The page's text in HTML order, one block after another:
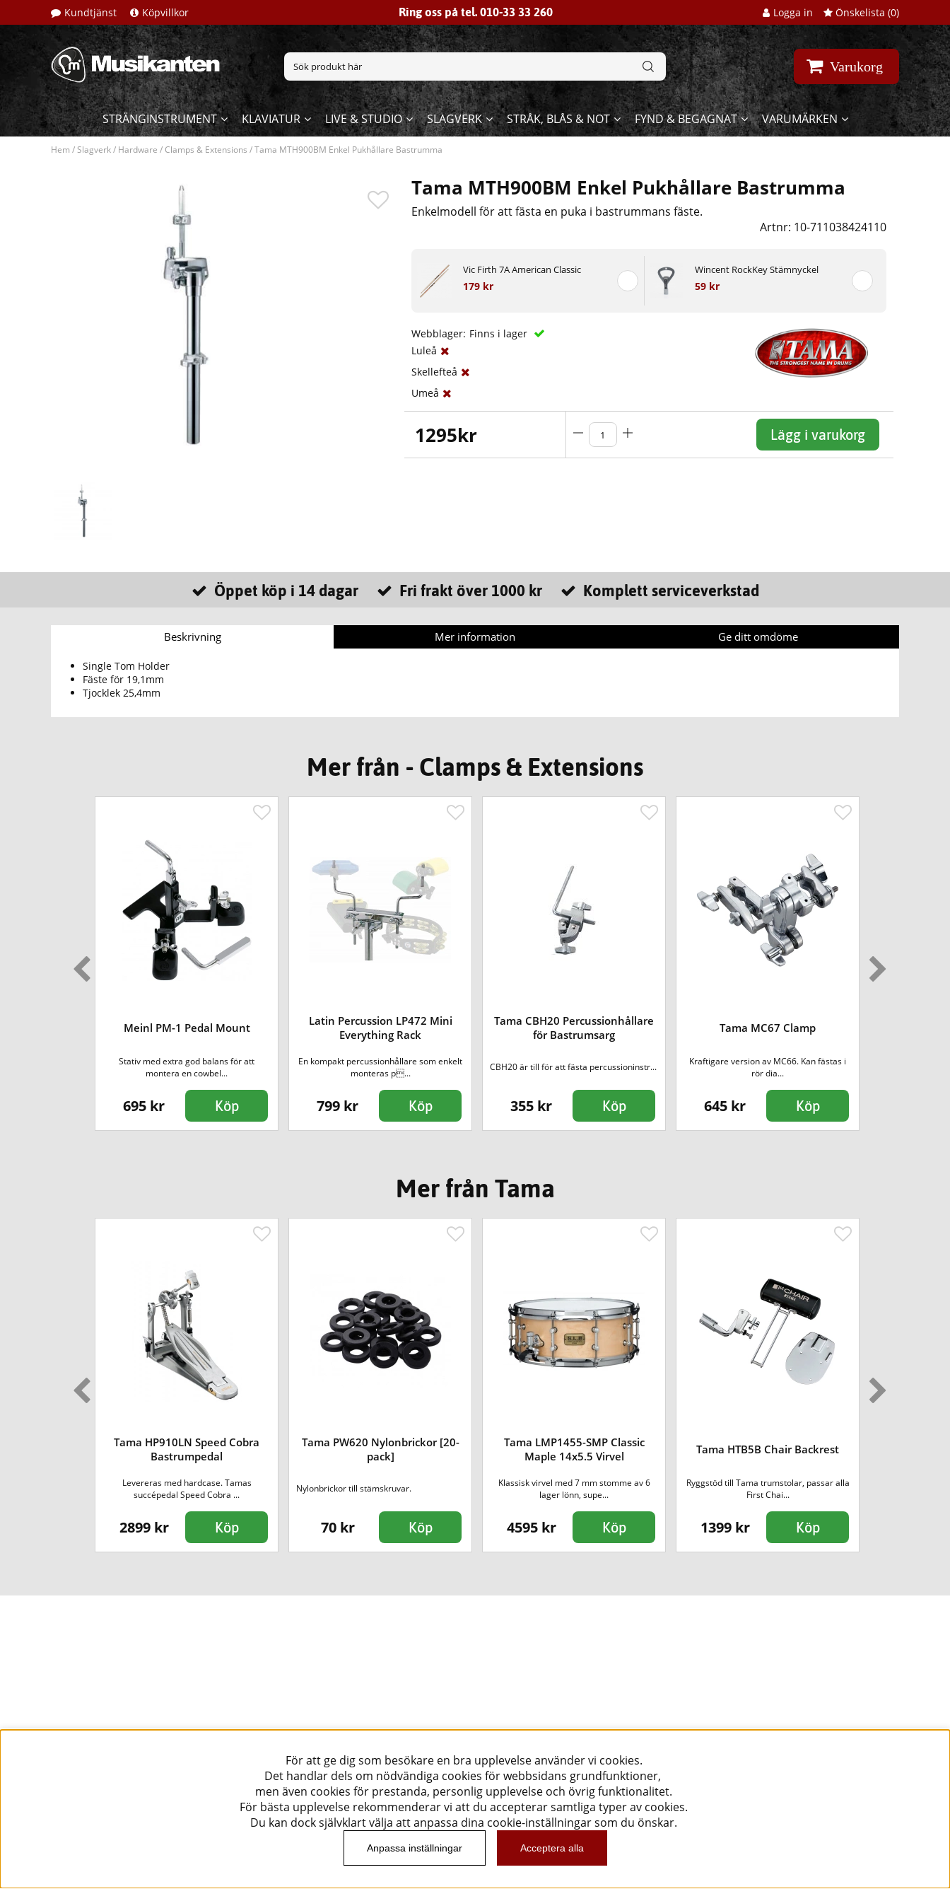
Kundtjänst Köpvillkor Ring oss på tel. 010-33 33 260 Logga in Önskelista (0)
Varukorg
STRÄNGINSTRUMENT KLAVIATUR LIVE & STUDIO SLAGVERK STRÅK, BLÅS & NOT FYND & BEGAGNAT VARUMÄRKEN
Hem /Slagverk/ Hardware /Clamps & Extensions /Tama MTH900BM Enkel Pukhållare Bastrumma
Tama MTH900BM Enkel Pukhållare Bastrumma
Enkelmodell för att fästa en puka i bastrummans fäste.
Artnr: 10-711038424110
Vic Firth 7A American Classic
179 kr
Wincent RockKey Stämnyckel
59 kr
Webblager: Finns i lager
Luleå
Skellefteå
Umeå
1295kr Lägg i varukorg
Öppet köp i 14 dagar Fri frakt över 1000 kr Komplett serviceverkstad
Beskrivning Mer information Ge ditt omdöme
Single Tom Holder
Fäste för 19,1mm
Tjocklek 25,4mm
Mer från - Clamps & Extensions
Meinl PM-1 Pedal Mount
Stativ med extra god balans för att
montera en cowbel...
695 kr Köp
Latin Percussion LP472 Mini
Everything Rack
En kompakt percussionhållare som enkelt
monteras p...
799 kr Köp
Tama CBH20 Percussionhållare
för Bastrumsarg
CBH20 är till för att fästa percussioninstr...
355 kr Köp
Tama MC67 Clamp
Kraftigare version av MC66. Kan fästas i
rör dia...
645 kr Köp
Mer från Tama
Tama HP910LN Speed Cobra
Bastrumpedal
Levereras med hardcase. Tamas
succépedal Speed Cobra ...
2899 kr Köp
Tama PW620 Nylonbrickor [20-
pack]
Nylonbrickor till stämskruvar.
70 kr Köp
Tama LMP1455-SMP Classic
Maple 14x5.5 Virvel
Klassisk virvel med 7 mm stomme av 6
lager lönn, supe...
4595 kr Köp
Tama HTB5B Chair Backrest
Ryggstöd till Tama trumstolar, passar alla
First Chai...
1399 kr Köp
För att ge dig som besökare en bra upplevelse använder vi cookies.
Det handlar dels om nödvändiga cookies för webbsidans grundfunktioner,
men även cookies för prestanda, personlig upplevelse och övrig funktionalitet.
För bästa upplevelse rekommenderar vi att du accepterar samtliga typer av cookies.
Du kan dock självklart välja att anpassa dina cookie-inställningar som du önskar.
Anpassa inställningar Acceptera alla